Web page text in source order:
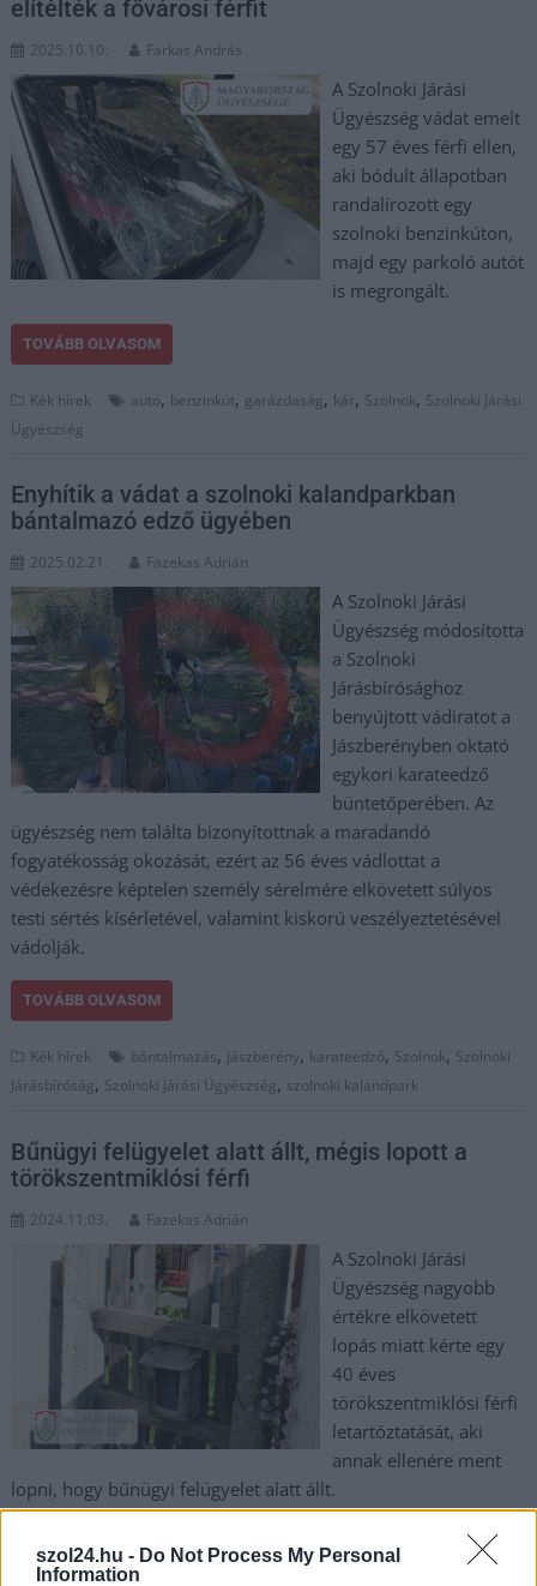
szol24.hu - Do Not Process My Personal
Information
elítélték a fővárosi férfit
2025.10.10. Farkas András
A Szolnoki Járási
Ügyészség vádat emelt
egy 57 éves férfi ellen,
aki bódult állapotban
randalírozott egy
szolnoki benzinkúton,
majd egy parkoló autót
is megrongált.
TOVÁBB OLVASOM
Kék hírek autó, benzinkút, garázdaság, kár, Szolnok, Szolnoki Járási
Ügyészség
Enyhítik a vádat a szolnoki kalandparkban
bántalmazó edző ügyében
2025.02.21. Fazekas Adrián
A Szolnoki Járási
Ügyészség módosította
a Szolnoki
Járásbírósághoz
benyújtott vádiratot a
Jászberényben oktató
egykori karateedző
büntetőperében. Az
ügyészség nem találta bizonyítottnak a maradandó
fogyatékosság okozását, ezért az 56 éves vádlottat a
védekezésre képtelen személy sérelmére elkövetett súlyos
testi sértés kísérletével, valamint kiskorú veszélyeztetésével
vádolják.
TOVÁBB OLVASOM
Kék hírek bántalmazás, Jászberény, karateedző, Szolnok, Szolnoki
Járásbíróság, Szolnoki Járási Ügyészség, szolnoki kalandpark
Bűnügyi felügyelet alatt állt, mégis lopott a
törökszentmiklósi férfi
2024.11.03. Fazekas Adrián
A Szolnoki Járási
Ügyészség nagyobb
értékre elkövetett
lopás miatt kérte egy
40 éves
törökszentmiklósi férfi
letartóztatását, aki
annak ellenére ment
lopni, hogy bűnügyi felügyelet alatt állt.